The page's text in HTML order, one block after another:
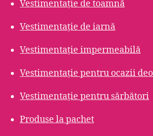
Vestimentație de toamnă
Vestimentație de iarnă
Vestimentație impermeabilă
Vestimentație pentru ocazii
Vestimentație pentru sărbători
Produse la pachet